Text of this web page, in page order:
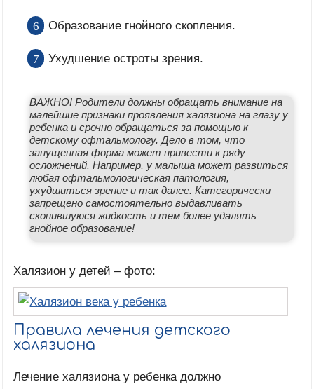
Образование гнойного скопления.
Ухудшение остроты зрения.
ВАЖНО! Родители должны обращать внимание на
малейшие признаки проявления халязиона на глазу у
ребенка и срочно обращаться за помощью к
детскому офтальмологу. Дело в том, что
запущенная форма может привести к ряду
осложнений. Например, у малыша может развиться
любая офтальмологическая патология,
ухудшиться зрение и так далее. Категорически
запрещено самостоятельно выдавливать
скопившуюся жидкость и тем более удалять
гнойное образование!
Халязион у детей – фото:
Правила лечения детского
халязиона
Лечение халязиона у ребенка должно